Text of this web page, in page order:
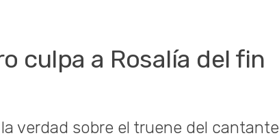
culpa a Rosalía del fin
verdad sobre el truene del cantante